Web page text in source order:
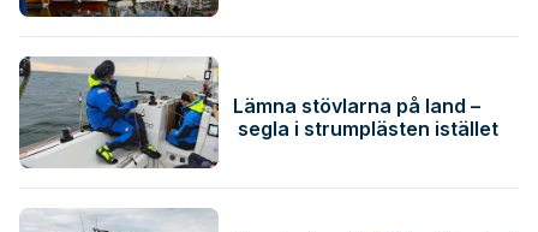
Lämna stövlarna på land –
segla i strumplästen istället